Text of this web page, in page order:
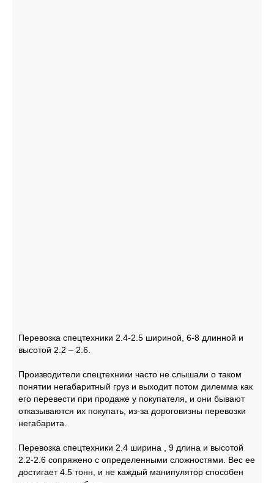
Перевозка спецтехники 2.4-2.5 шириной, 6-8 длинной и
высотой 2.2 – 2.6.
Производители спецтехники часто не слышали о таком
понятии негабаритный груз и выходит потом дилемма как
его перевести при продаже у покупателя, и они бывают
отказываются их покупать, из-за дороговизны перевозки
негабарита.
Перевозка спецтехники 2.4 ширина , 9 длина и высотой
2.2-2.6 сопряжено с определенными сложностями. Вес ее
достигает 4.5 тонн, и не каждый манипулятор способен